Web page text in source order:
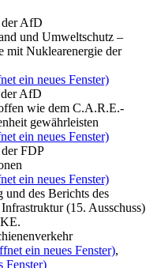
der AfD
und Umweltschutz –
mit Nuklearenergie der
ein neues Fenster)
AfD
wie dem C.A.R.E.-
gewährleisten
ein neues Fenster)
FDP
ein neues Fenster)
und des Berichts des
(15. Ausschuss)
ein neues Fenster),
Fenster)